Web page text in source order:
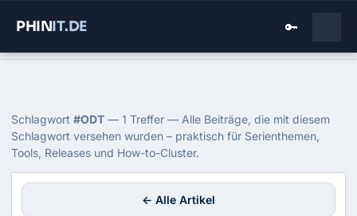
PHINIT.DE 🔑
Tag: ODT
Schlagwort #ODT — 1 Treffer — Alle Beiträge, die mit diesem
Schlagwort versehen wurden – praktisch für Serienthemen,
Tools, Releases und How-to-Cluster.
← Alle Artikel